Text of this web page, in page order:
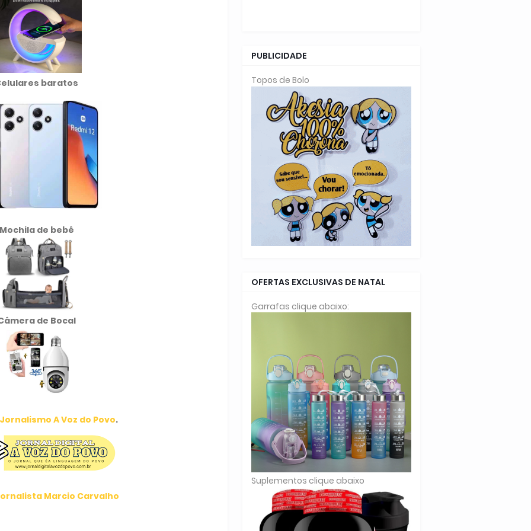
baratos
de bebê
de Bocal
Jornalismo A Voz do Povo.
Marcio Carvalho
PUBLICIDADE
Topos de Bolo
OFERTAS EXCLUSIVAS DE NATAL
Garrafas clique abaixo:
Suplementos clique abaixo